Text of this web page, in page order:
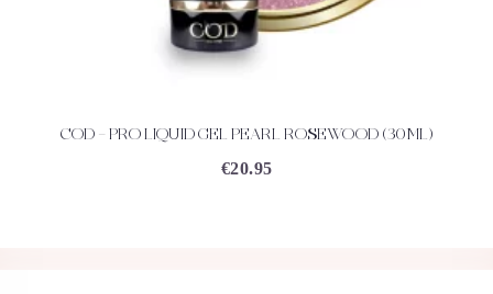
ACHETEZ DÉTAILS
COD – PRO LIQUID GEL PEARL ROSEWOOD (30ML)
€20.95